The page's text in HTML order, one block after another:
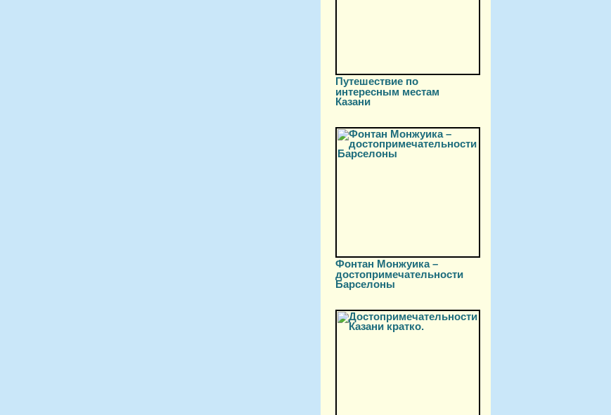
Путешествие по
интересным местам
Казани
Фонтан Монжуика –
достопримечательности
Барселоны